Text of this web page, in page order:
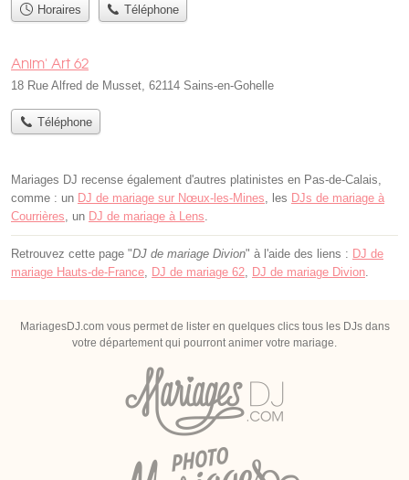
Horaires Téléphone
Anim' Art 62
18 Rue Alfred de Musset, 62114 Sains-en-Gohelle
Téléphone
Mariages DJ recense également d'autres platinistes en Pas-de-Calais,
comme : un DJ de mariage sur Nœux-les-Mines, les DJs de mariage à
Courrières, un DJ de mariage à Lens.
Retrouvez cette page "DJ de mariage Divion" à l'aide des liens : DJ de
mariage Hauts-de-France, DJ de mariage 62, DJ de mariage Divion.
MariagesDJ.com vous permet de lister en quelques clics tous les DJs dans
votre département qui pourront animer votre mariage.